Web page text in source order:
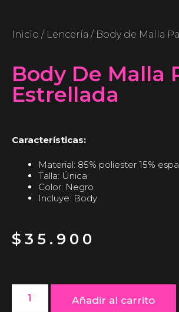
Inicio / Lencería / Body de Malla
Body De Malla
Estrellada
Características:
Material: 85% poliester 15%
Talla: Única
Color: Negro
Incluye: Body
$ 35.900
Añadir al carrito